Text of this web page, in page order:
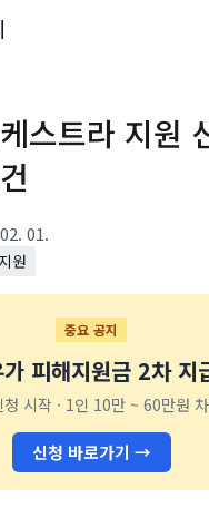
스트라 지원
01.
원
중요 공지
피해지원금 2차 지
시작 · 1인 10만 ~ 60만원
신청 바로가기 →